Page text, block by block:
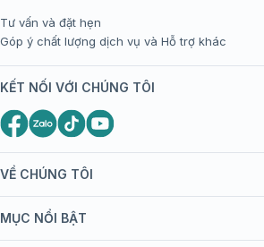
VỀ CHÚNG TÔI
Giới thiệu Tiêm Chủng FPT Long Châu
MỤC NỔI BẬT
Tư vấn và đặt hẹn
Góp ý chất lượng dịch vụ và Hỗ trợ khác
KẾT NỐI VỚI CHÚNG TÔI